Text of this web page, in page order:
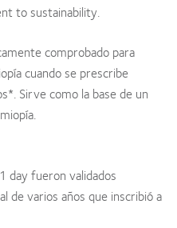
to sustainability.
comprobado para
cuando se prescribe
Sirve como la base de un
day fueron validados
de varios años que inscribió a